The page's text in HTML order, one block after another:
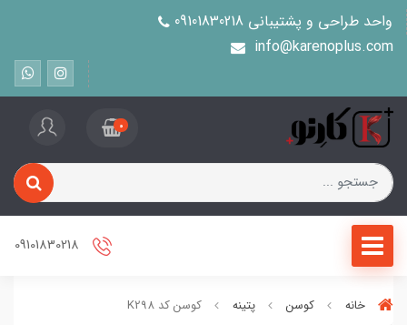
واحد طراحی و پشتیبانی 09101830218
info@karenoplus.com
0
خانه کوسن پتینه کوسن کد K298